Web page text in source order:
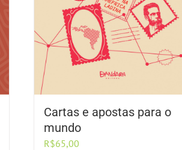
Cartas e apostas para o
mundo
R$65,00